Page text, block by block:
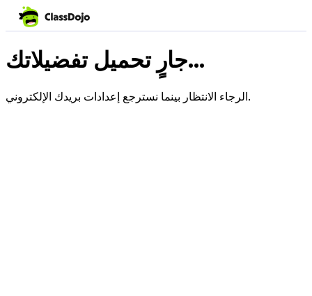
جارٍ تحميل تفضيلاتك...
الرجاء الانتظار بينما نسترجع إعدادات بريدك الإلكتروني.